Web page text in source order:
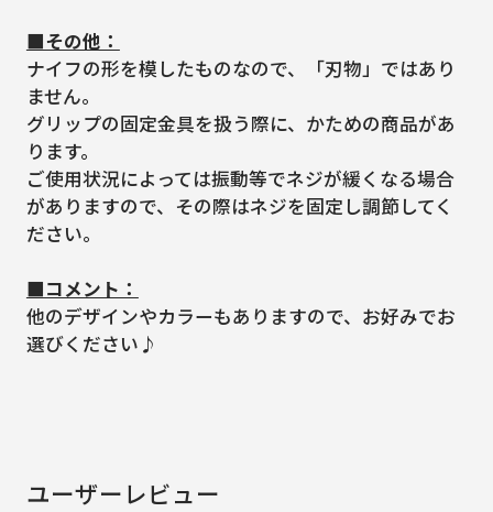
■その他：
ナイフの形を模したものなので、「刃物」ではあり
ません。
グリップの固定金具を扱う際に、かための商品があ
ります。
ご使用状況によっては振動等でネジが緩くなる場合
がありますので、その際はネジを固定し調節してく
ださい。
■コメント：
他のデザインやカラーもありますので、お好みでお
選びください♪
ユーザーレビュー